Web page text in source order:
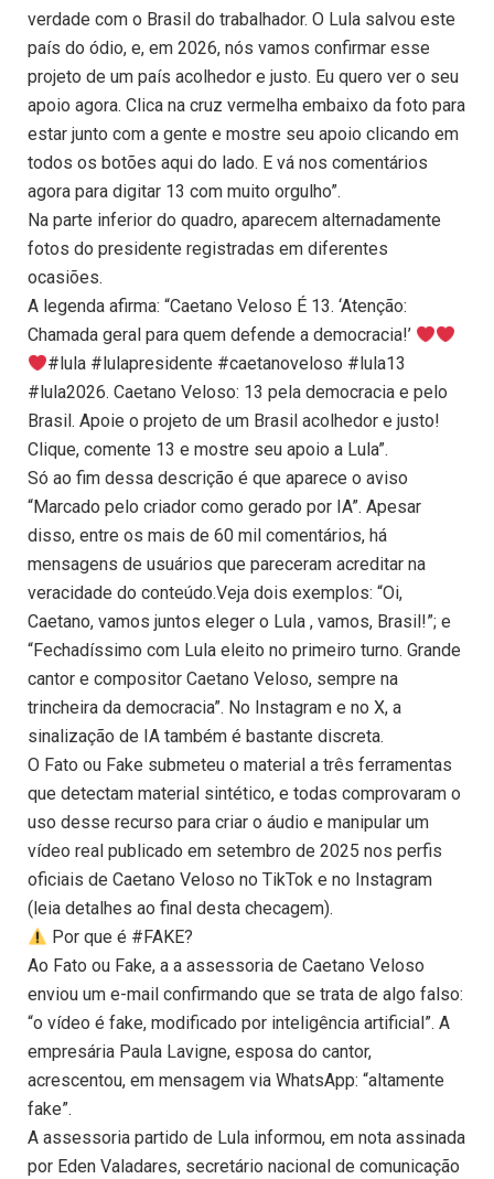
verdade com o Brasil do trabalhador. O Lula salvou este
país do ódio, e, em 2026, nós vamos confirmar esse
projeto de um país acolhedor e justo. Eu quero ver o seu
apoio agora. Clica na cruz vermelha embaixo da foto para
estar junto com a gente e mostre seu apoio clicando em
todos os botões aqui do lado. E vá nos comentários
agora para digitar 13 com muito orgulho”.
Na parte inferior do quadro, aparecem alternadamente
fotos do presidente registradas em diferentes
ocasiões.
A legenda afirma: “Caetano Veloso É 13. ‘Atenção:
Chamada geral para quem defende a democracia!’
#lula #lulapresidente #caetanoveloso #lula13
#lula2026. Caetano Veloso: 13 pela democracia e pelo
Brasil. Apoie o projeto de um Brasil acolhedor e justo!
Clique, comente 13 e mostre seu apoio a Lula”.
Só ao fim dessa descrição é que aparece o aviso
“Marcado pelo criador como gerado por IA”. Apesar
disso, entre os mais de 60 mil comentários, há
mensagens de usuários que pareceram acreditar na
veracidade do conteúdo.Veja dois exemplos: “Oi,
Caetano, vamos juntos eleger o Lula , vamos, Brasil!”; e
“Fechadíssimo com Lula eleito no primeiro turno. Grande
cantor e compositor Caetano Veloso, sempre na
trincheira da democracia”. No Instagram e no X, a
sinalização de IA também é bastante discreta.
O Fato ou Fake submeteu o material a três ferramentas
que detectam material sintético, e todas comprovaram o
uso desse recurso para criar o áudio e manipular um
vídeo real publicado em setembro de 2025 nos perfis
oficiais de Caetano Veloso no TikTok e no Instagram
(leia detalhes ao final desta checagem).
Por que é #FAKE?
Ao Fato ou Fake, a a assessoria de Caetano Veloso
enviou um e-mail confirmando que se trata de algo falso:
“o vídeo é fake, modificado por inteligência artificial”. A
empresária Paula Lavigne, esposa do cantor,
acrescentou, em mensagem via WhatsApp: “altamente
fake”.
A assessoria partido de Lula informou, em nota assinada
por Eden Valadares, secretário nacional de comunicação